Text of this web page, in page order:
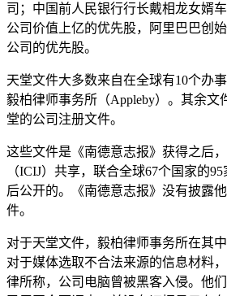
司；中国前人民银行行长戴相龙女婿
公司价值上亿的优先股，阿里巴巴创
公司的优先股。
天堂文件大多数来自在全球有10个办
毅柏律师事务所（Appleby）。其余文
堂的公司注册文件。
这些文件是《南德意志报》获得之后
（ICIJ）共享，联合全球67个国家的
后公开的。《南德意志报》没有披露
件。
对于天堂文件，毅柏律师事务所在其
对于媒体选取不合法来源的信息材料
律所称，公司电脑曾被黑客入侵。他